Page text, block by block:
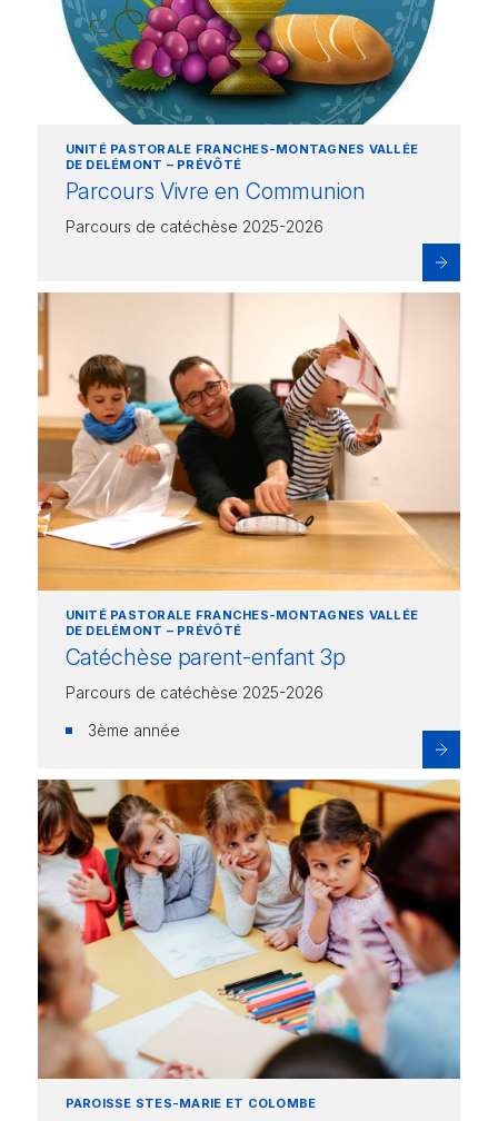
UNITÉ PASTORALE FRANCHES-MONTAGNES VALLÉE
DE DELÉMONT – PRÉVÔTÉ
Parcours Vivre en Communion
Parcours de catéchèse 2025-2026
UNITÉ PASTORALE FRANCHES-MONTAGNES VALLÉE
DE DELÉMONT – PRÉVÔTÉ
Catéchèse parent-enfant 3p
Parcours de catéchèse 2025-2026
3ème année
PAROISSE STES-MARIE ET COLOMBE